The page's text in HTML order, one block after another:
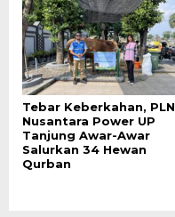
Tebar Keberkahan, PLN
Nusantara Power UP
Tanjung Awar-Awar
Salurkan 34 Hewan
Qurban